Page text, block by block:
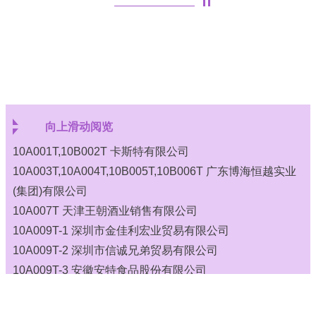
向上滑动阅览
10A001T,10B002T 卡斯特有限公司
10A003T,10A004T,10B005T,10B006T 广东博海恒越实业
(集团)有限公司
10A007T 天津王朝酒业销售有限公司
10A009T-1 深圳市金佳利宏业贸易有限公司
10A009T-2 深圳市信诚兄弟贸易有限公司
10A009T-3 安徽安特食品股份有限公司